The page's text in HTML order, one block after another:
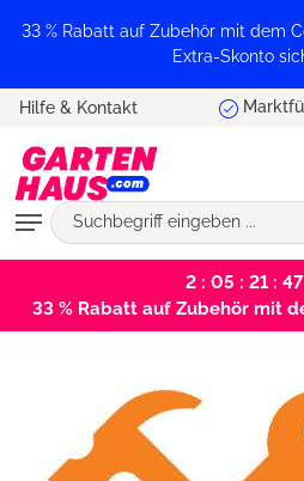
springen
33 % Rabatt auf Zubehör mit dem
Extra-Skonto
Hilfe & Kontakt
2 : 05 : 21 : 47
33 % Rabatt auf Zubehör mit